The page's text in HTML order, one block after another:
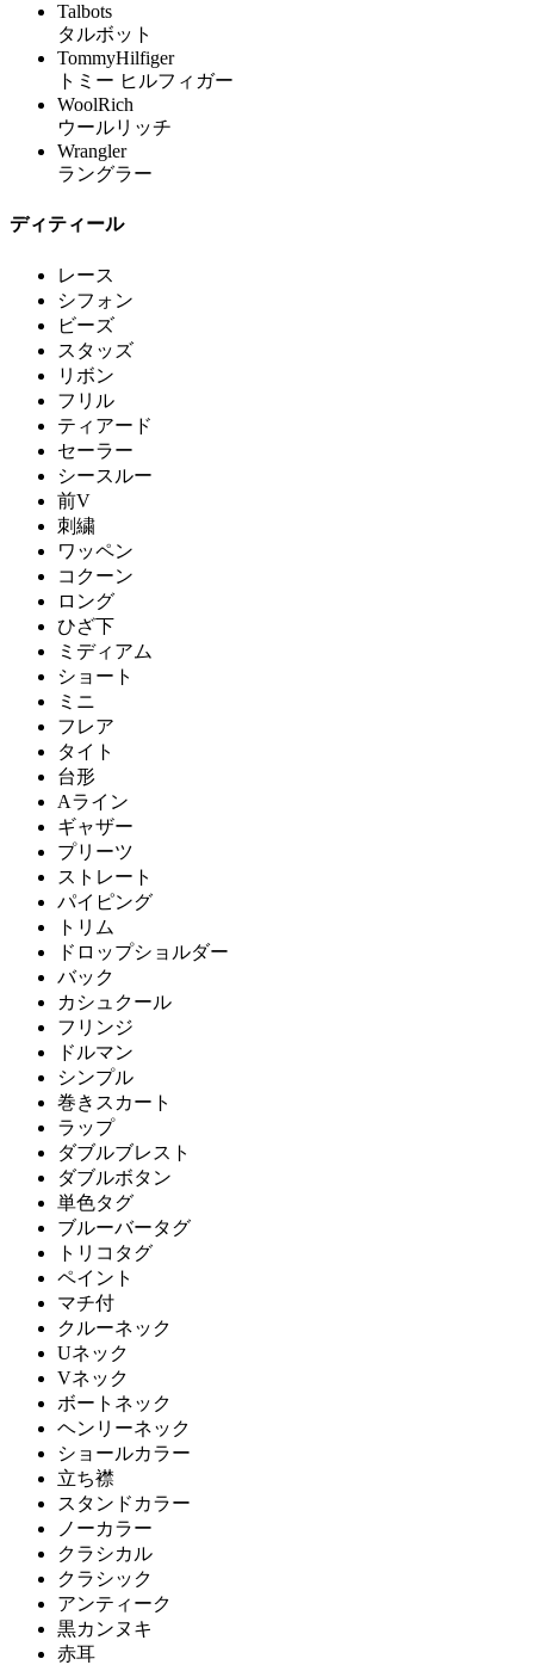
Talbots
タルボット
TommyHilfiger
トミー ヒルフィガー
WoolRich
ウールリッチ
Wrangler
ラングラー
ディティール
レース
シフォン
ビーズ
スタッズ
リボン
フリル
ティアード
セーラー
シースルー
前V
刺繍
ワッペン
コクーン
ロング
ひざ下
ミディアム
ショート
ミニ
フレア
タイト
台形
Aライン
ギャザー
プリーツ
ストレート
パイピング
トリム
ドロップショルダー
バック
カシュクール
フリンジ
ドルマン
シンプル
巻きスカート
ラップ
ダブルブレスト
ダブルボタン
単色タグ
ブルーバータグ
トリコタグ
ペイント
マチ付
クルーネック
Uネック
Vネック
ボートネック
ヘンリーネック
ショールカラー
立ち襟
スタンドカラー
ノーカラー
クラシカル
クラシック
アンティーク
黒カンヌキ
赤耳